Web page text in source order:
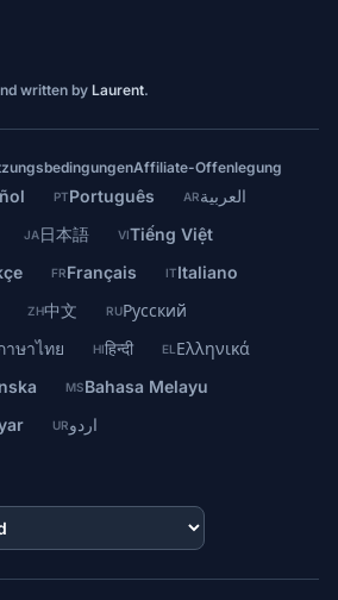
written by Laurent.
Affiliate-Offenlegung
PTPortuguês ARالعربية
JA日本語 VITiếng Việt
FRFrançais ITItaliano
ZH中文 RUРусский
าษาไทย HIहिन्दी EL Ελληνικά
MSBahasa Melayu
URاردو